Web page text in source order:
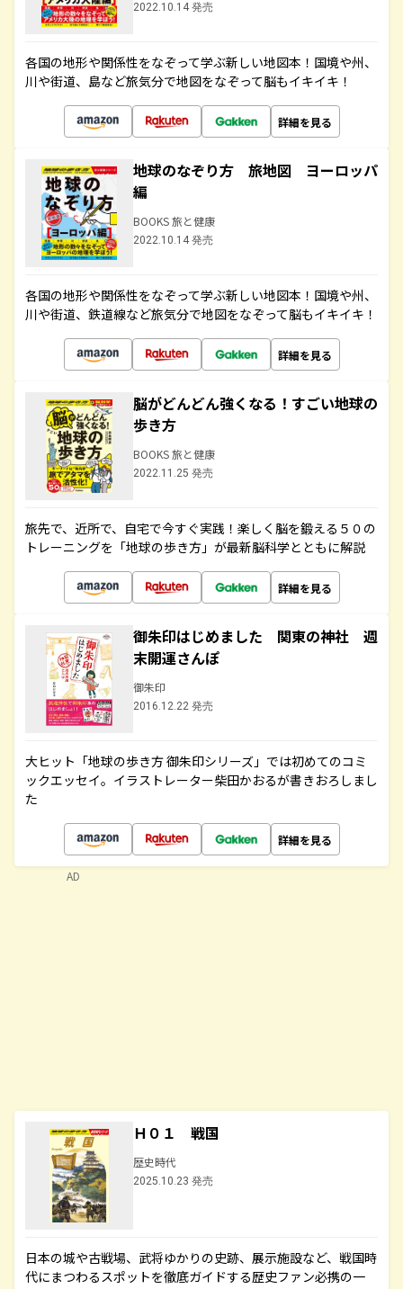
2022.10.14 発売
各国の地形や関係性をなぞって学ぶ新しい地図本！国境や州、
川や街道、島など旅気分で地図をなぞって脳もイキイキ！
詳細を見る
地球のなぞり方 旅地図 ヨーロッパ
編
BOOKS 旅と健康
2022.10.14 発売
各国の地形や関係性をなぞって学ぶ新しい地図本！国境や州、
川や街道、鉄道線など旅気分で地図をなぞって脳もイキイキ！
詳細を見る
脳がどんどん強くなる！すごい地球の
歩き方
BOOKS 旅と健康
2022.11.25 発売
旅先で、近所で、自宅で今すぐ実践！楽しく脳を鍛える５０の
トレーニングを「地球の歩き方」が最新脳科学とともに解説
詳細を見る
御朱印はじめました 関東の神社 週
末開運さんぽ
御朱印
2016.12.22 発売
大ヒット「地球の歩き方 御朱印シリーズ」では初めてのコミ
ックエッセイ。イラストレーター柴田かおるが書きおろしまし
た
詳細を見る
Ｈ０１ 戦国
歴史時代
2025.10.23 発売
日本の城や古戦場、武将ゆかりの史跡、展示施設など、戦国時
代にまつわるスポットを徹底ガイドする歴史ファン必携の一
AD